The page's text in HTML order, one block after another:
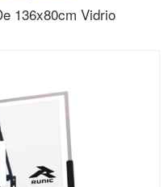
136x80cm Vidrio